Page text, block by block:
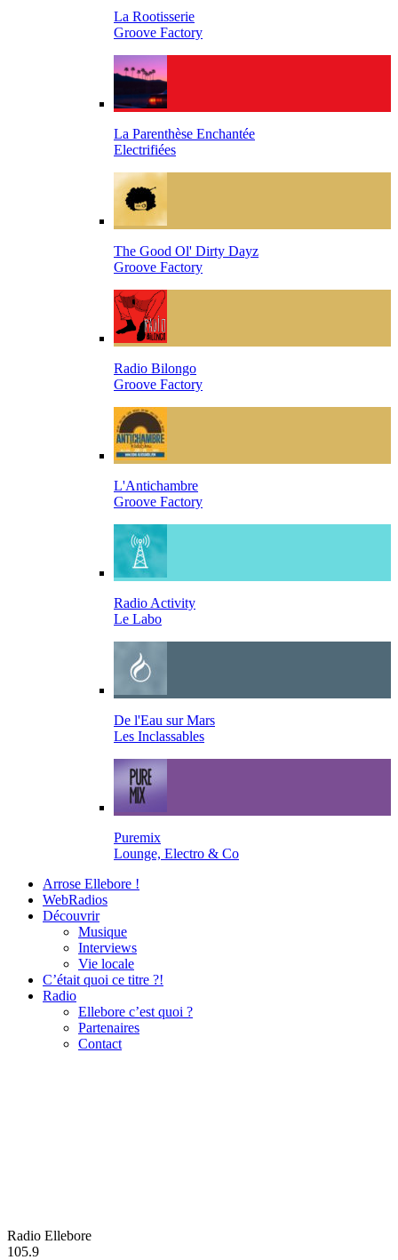
La Rootisserie
Groove Factory
La Parenthèse Enchantée
Electrifiées
The Good Ol' Dirty Dayz
Groove Factory
Radio Bilongo
Groove Factory
L'Antichambre
Groove Factory
Radio Activity
Le Labo
De l'Eau sur Mars
Les Inclassables
Puremix
Lounge, Electro & Co
Arrose Ellebore !
WebRadios
Découvrir
Musique
Interviews
Vie locale
C’était quoi ce titre ?!
Radio
Ellebore c’est quoi ?
Partenaires
Contact
Radio Ellebore
105.9